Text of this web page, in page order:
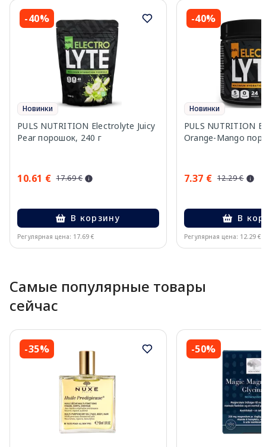
-40%
Новинки
PULS NUTRITION Electrolyte Juicy
Pear порошок, 240 г
10.61 € 17.69 €
В корзину
Регулярная цена: 17.69 €
-40%
Новинки
PULS NUTRITION
Orange-Mango
7.37 € 12.29 €
В
Регулярная цена: 12.29 €
Самые популярные товары
сейчас
-35% -50%